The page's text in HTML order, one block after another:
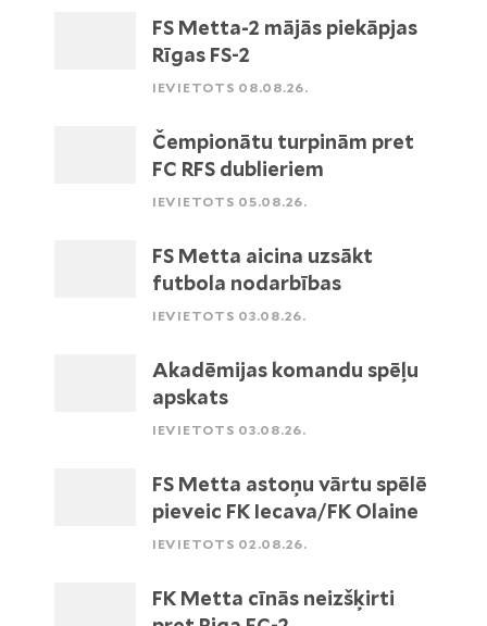
FS Metta-2 mājās piekāpjas
Rīgas FS-2
IEVIETOTS 08.08.26.
Čempionātu turpinām pret
FC RFS dublieriem
IEVIETOTS 05.08.26.
FS Metta aicina uzsākt
futbola nodarbības
IEVIETOTS 03.08.26.
Akadēmijas komandu spēļu
apskats
IEVIETOTS 03.08.26.
FS Metta astoņu vārtu spēlē
pieveic FK Iecava/FK Olaine
IEVIETOTS 02.08.26.
FK Metta cīnās neizšķirti